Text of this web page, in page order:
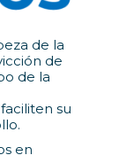
de la
de
de la
su
en